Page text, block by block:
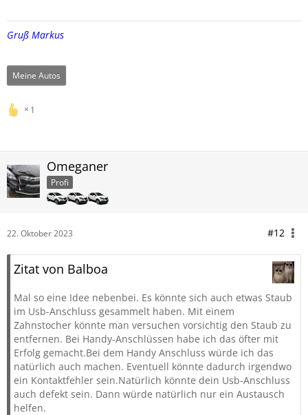
Gruß Markus
Meine Autos
1
Omeganer
Profi
22. Oktober 2023 #12
Zitat von Balboa
Mal so eine Idee nebenbei. Es könnte sich auch etwas Staub
im Usb-Anschluss gesammelt haben. Mit einem
Zahnstocher könnte man versuchen vorsichtig den Staub zu
entfernen. Bei Handy-Anschlüssen habe ich das öfter mit
Erfolg gemacht.Bei dem Handy Anschluss würde ich das
natürlich auch machen. Eventuell könnte dadurch irgendwo
ein Kontaktfehler sein.Natürlich könnte dein Usb-Anschluss
auch defekt sein. Dann würde natürlich nur ein Austausch
helfen.